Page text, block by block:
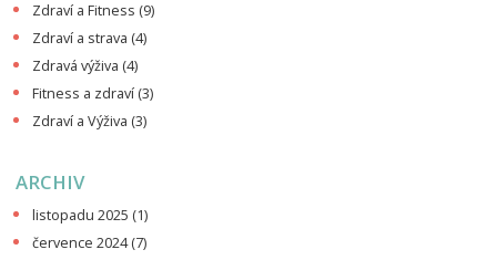
Zdraví a Fitness (9)
Zdraví a strava (4)
Zdravá výživa (4)
Fitness a zdraví (3)
Zdraví a Výživa (3)
ARCHIV
listopadu 2025 (1)
července 2024(7)